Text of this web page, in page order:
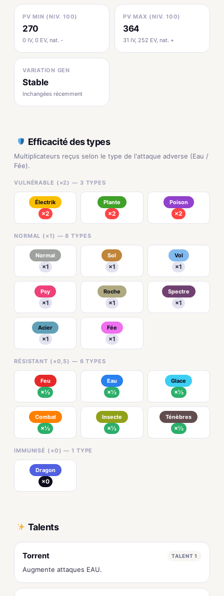
PV MIN (NIV. 100)
270
0 IV, 0 EV, nat. -
PV MAX (NIV. 100)
364
31 IV, 252 EV, nat. +
VARIATION GEN
Stable
Inchangées récemment
Efficacité des types
Multiplicateurs reçus selon le type de l'attaque adverse (Eau /
Fée).
VULNÉRABLE (×2) — 3 TYPES
Électrik
×2
Plante
×2
Poison
×2
NORMAL (×1) — 8 TYPES
Normal
×1
Sol
×1
Vol
×1
Psy
×1
Roche
×1
Spectre
×1
Acier
×1
Fée
×1
RÉSISTANT (×0,5) — 6 TYPES
Feu
×½
Eau
×½
Glace
×½
Combat
×½
Insecte
×½
Ténèbres
×½
IMMUNISÉ (×0) — 1 TYPE
Dragon
×0
Talents
Torrent TALENT 1
Augmente attaques EAU.